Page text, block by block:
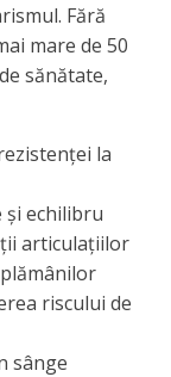
Fără
mare de 50
sănătate,
la
și echilibru
articulațiilor
riscului de
sânge